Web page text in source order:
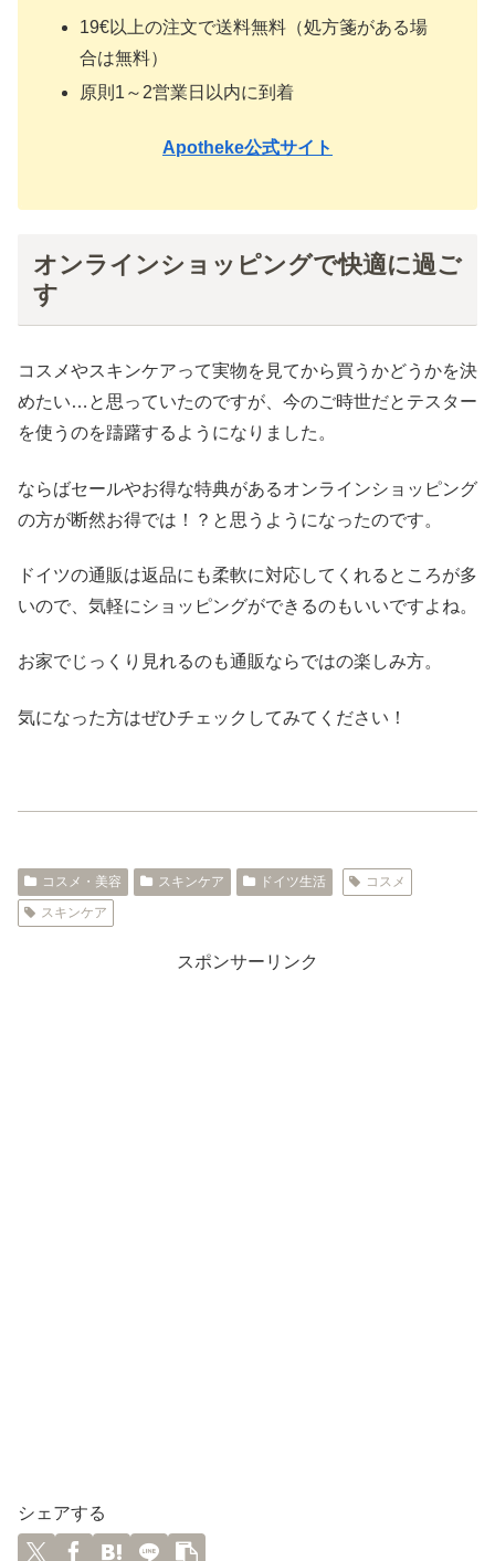
19€以上の注文で送料無料（処方箋がある場
合は無料）
原則1～2営業日以内に到着
Apotheke公式サイト
オンラインショッピングで快適に過ご
す
コスメやスキンケアって実物を見てから買うかどうかを決
めたい…と思っていたのですが、今のご時世だとテスター
を使うのを躊躇するようになりました。
ならばセールやお得な特典があるオンラインショッピング
の方が断然お得では！？と思うようになったのです。
ドイツの通販は返品にも柔軟に対応してくれるところが多
いので、気軽にショッピングができるのもいいですよね。
お家でじっくり見れるのも通販ならではの楽しみ方。
気になった方はぜひチェックしてみてください！
コスメ・美容 スキンケア ドイツ生活
コスメ
スキンケア
スポンサーリンク
シェアする